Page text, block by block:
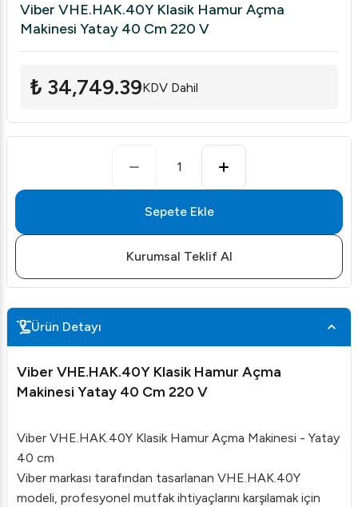
Viber VHE.HAK.40Y Klasik Hamur Açma
Makinesi Yatay 40 Cm 220 V
₺ 34,749.39KDV Dahil
1
Sepete Ekle
Kurumsal Teklif Al
Ürün Detayı
Viber VHE.HAK.40Y Klasik Hamur Açma
Makinesi Yatay 40 Cm 220 V
Viber VHE.HAK.40Y Klasik Hamur Açma Makinesi - Yatay
40 cm
Viber markası tarafından tasarlanan VHE.HAK.40Y
modeli, profesyonel mutfak ihtiyaçlarını karşılamak için